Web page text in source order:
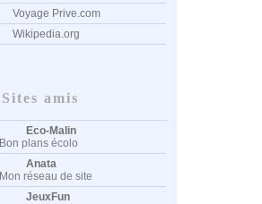
Voyage Prive.com
Wikipedia.org
Sites amis
Eco-Malin
Bon plans écolo
Anata
Mon réseau de site
JeuxFun